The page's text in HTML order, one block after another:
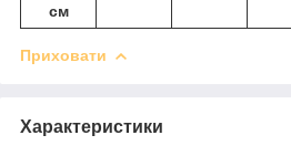
см
Приховати
Характеристики